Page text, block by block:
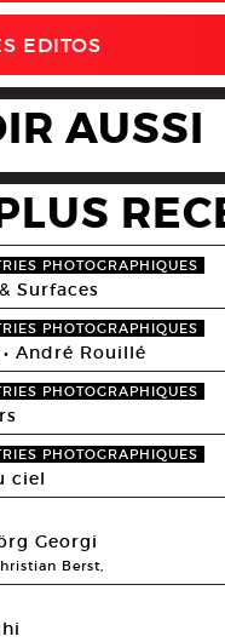
EDITOS
AUSSI
PHOTOGRAPHIQUES
Surfaces
PHOTOGRAPHIQUES
André Rouillé
PHOTOGRAPHIQUES
PHOTOGRAPHIQUES
ciel
Georgi
Berst,